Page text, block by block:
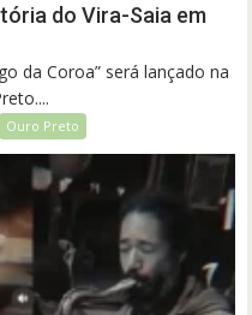
do Vira-Saia em
da Coroa” será lançado na
Ouro Preto